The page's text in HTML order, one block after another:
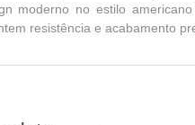
moderno no estilo
resistência e acabamento